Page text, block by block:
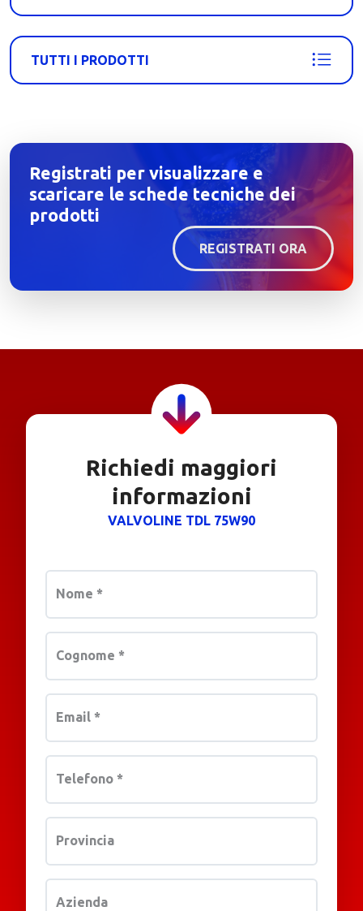
TUTTI I PRODOTTI
Registrati per visualizzare e
scaricare le schede tecniche dei
prodotti
REGISTRATI ORA
Richiedi maggiori
informazioni
VALVOLINE TDL 75W90
Nome *
Cognome *
Email *
Telefono *
Provincia
Azienda